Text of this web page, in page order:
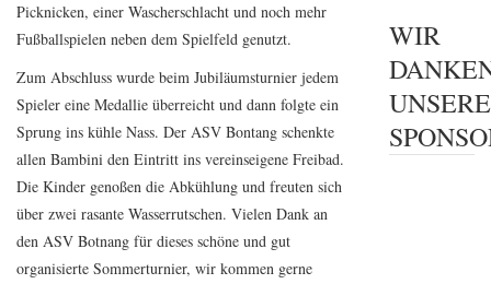
Picknicken, einer Wascherschlacht und noch mehr
Fußballspielen neben dem Spielfeld genutzt.
Zum Abschluss wurde beim Jubiläumsturnier jedem
Spieler eine Medallie überreicht und dann folgte ein
Sprung ins kühle Nass. Der ASV Bontang schenkte
allen Bambini den Eintritt ins vereinseigene Freibad.
Die Kinder genoßen die Abkühlung und freuten sich
über zwei rasante Wasserrutschen. Vielen Dank an
den ASV Botnang für dieses schöne und gut
organisierte Sommerturnier, wir kommen gerne
WIR